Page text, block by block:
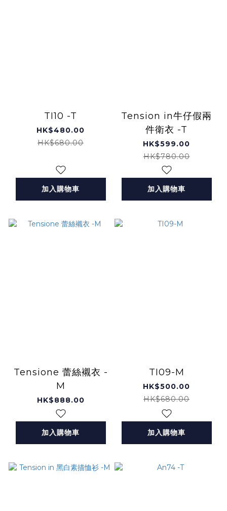
TI10 -T
HK$480.00
HK$680.00
加入購物車
Tension in牛仔假兩
件衛衣 -T
HK$599.00
HK$780.00
加入購物車
Tensione 蕾絲襯衣 -
M
HK$888.00
加入購物車
TI09-M
HK$500.00
HK$680.00
加入購物車